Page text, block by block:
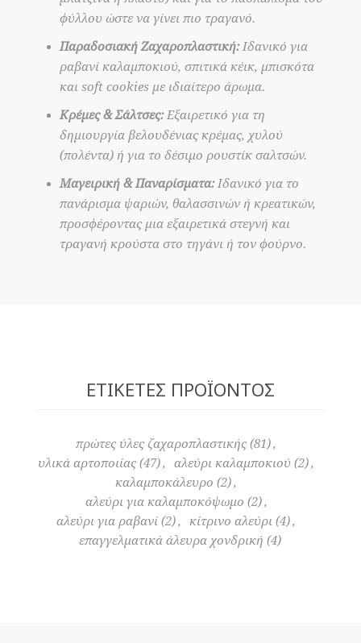
φύλλου ώστε να γίνει πιο τραγανό.
Παραδοσιακή Ζαχαροπλαστική:Ιδανικό για
ραβανί καλαμποκιού, σπιτικά κέικ, μπισκότα
και soft cookies με ιδιαίτερο άρωμα.
Κρέμες & Σάλτσες:Εξαιρετικό για τη
δημιουργία βελουδένιας κρέμας, χυλού
(πολέντα) ή για το δέσιμο ρουστίκ σαλτσών.
Μαγειρική & Παναρίσματα:Ιδανικό για το
πανάρισμα ψαριών, θαλασσινών ή κρεατικών,
προσφέροντας μια εξαιρετικά στεγνή και
τραγανή κρούστα στο τηγάνι ή τον φούρνο.
ΕΤΙΚΈΤΕΣ ΠΡΟΪΌΝΤΟΣ
πρώτες ύλες ζαχαροπλαστικής (81),
υλικά αρτοποιίας (47), αλεύρι καλαμποκιού (2),
καλαμποκάλευρο (2),
αλεύρι για καλαμποκόψωμο (2),
αλεύρι για ραβανί (2), κίτρινο αλεύρι (4),
επαγγελματικά άλευρα χονδρική (4)